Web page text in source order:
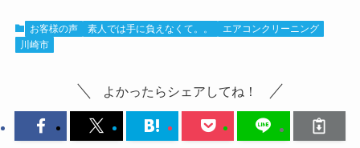
お客様の声 素人では手に負えなくて。。
エアコンクリーニング
川崎市
よかったらシェアしてね！